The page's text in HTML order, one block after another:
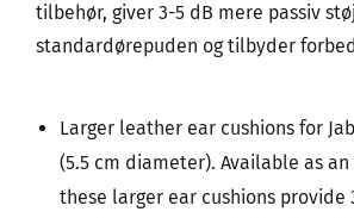
tilbehør, giver 3-5 dB mere passiv
standardørepuden og tilbyder
Larger leather ear cushions for
(5.5 cm diameter). Available as an
these larger ear cushions provide